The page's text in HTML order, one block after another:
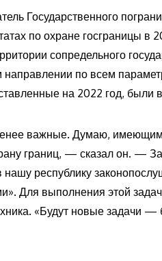
Государственного
по охране госграницы в
сопредельного
направлении по всем
на 2022 год, были
важные. Думаю,
границ, — сказал он. —
нашу республику
Для выполнения этой
«Будут новые задачи